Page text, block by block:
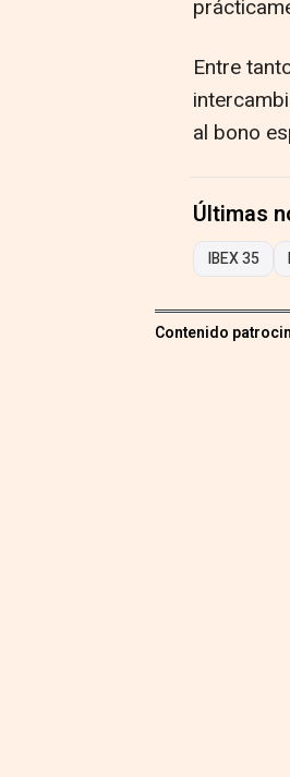
Entre
al bono
Últimas
IBEX 35
Contenido